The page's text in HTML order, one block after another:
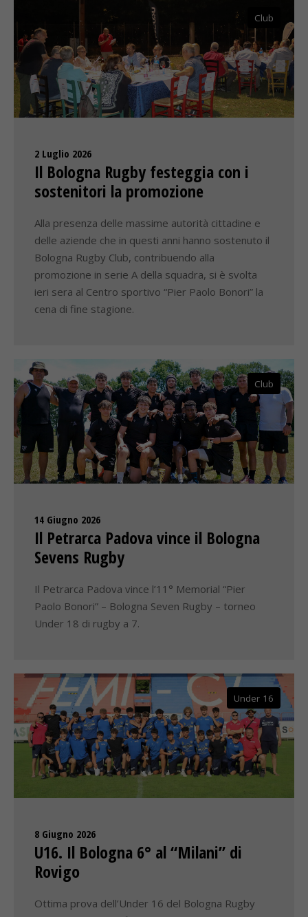
Club
2 Luglio 2026
Il Bologna Rugby festeggia con i
sostenitori la promozione
Alla presenza delle massime autorità cittadine e
delle aziende che in questi anni hanno sostenuto il
Bologna Rugby Club, contribuendo alla
promozione in serie A della squadra, si è svolta
ieri sera al Centro sportivo “Pier Paolo Bonori” la
cena di fine stagione.
Club
14 Giugno 2026
Il Petrarca Padova vince il Bologna
Sevens Rugby
Il Petrarca Padova vince l’11° Memorial “Pier
Paolo Bonori” – Bologna Seven Rugby – torneo
Under 18 di rugby a 7.
Under 16
8 Giugno 2026
U16. Il Bologna 6° al “Milani” di
Rovigo
Ottima prova dell’Under 16 del Bologna Rugby